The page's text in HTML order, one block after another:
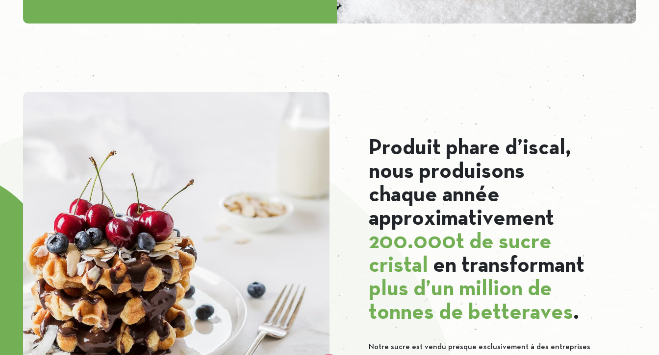
Produit phare d’iscal,
nous produisons
chaque année
approximativement
200.000t de sucre
cristal
en transformant
plus d’un million de
tonnes de betteraves.
Notre sucre est vendu presque exclusivement à des entreprises